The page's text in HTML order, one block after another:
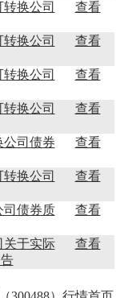
换公司
查看
换公司
查看
换公司
查看
换公司
查看
公司债券
查看
换公司
查看
司债券质
查看
关于实际
查看